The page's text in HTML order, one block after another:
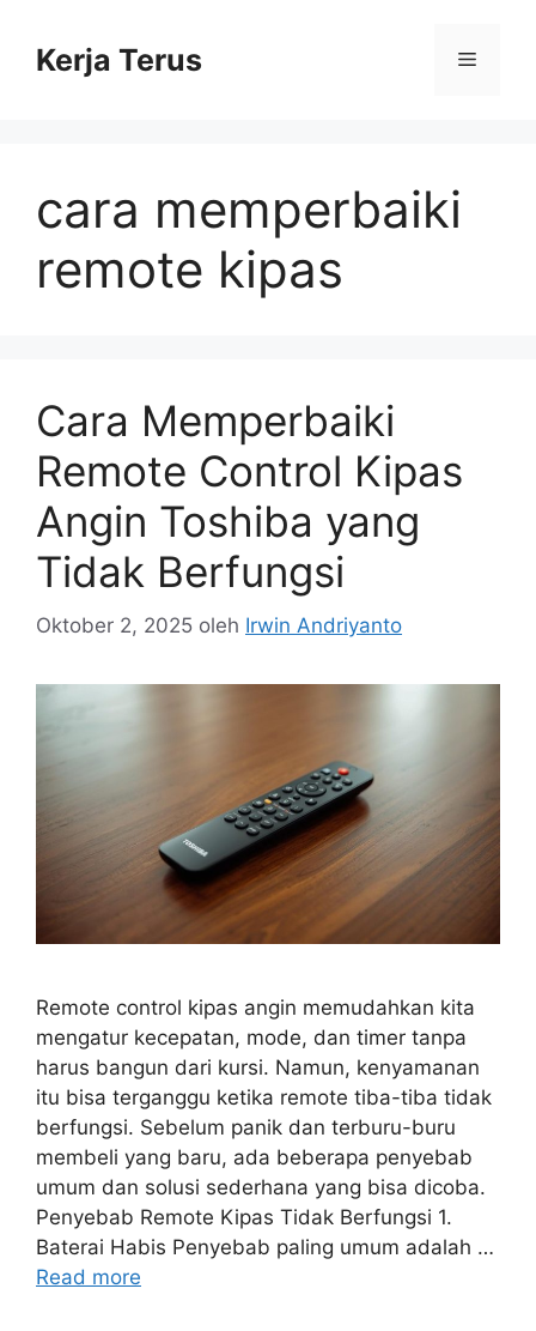
Kerja Terus Menu
cara memperbaiki
remote kipas
Cara Memperbaiki
Remote Control Kipas
Angin Toshiba yang
Tidak Berfungsi
Oktober 2, 2025 oleh Irwin Andriyanto
Remote control kipas angin memudahkan kita
mengatur kecepatan, mode, dan timer tanpa
harus bangun dari kursi. Namun, kenyamanan
itu bisa terganggu ketika remote tiba-tiba tidak
berfungsi. Sebelum panik dan terburu-buru
membeli yang baru, ada beberapa penyebab
umum dan solusi sederhana yang bisa dicoba.
Penyebab Remote Kipas Tidak Berfungsi 1.
Baterai Habis Penyebab paling umum adalah …
Read more